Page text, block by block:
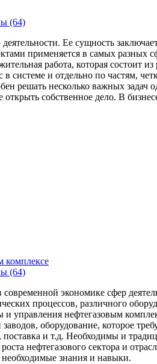
(64)
Ее сущность
применяется в самых
работа, которая состоит
и отдельно по частям,
решать несколько важных
собственное дело. В
комплексе
(64)
экономике сфер
процессов, различного
управления нефтегазовым
оборудование, которое
и т.д. Необходимы и
нефтегазового сектора и
необходимые знания и навыки.